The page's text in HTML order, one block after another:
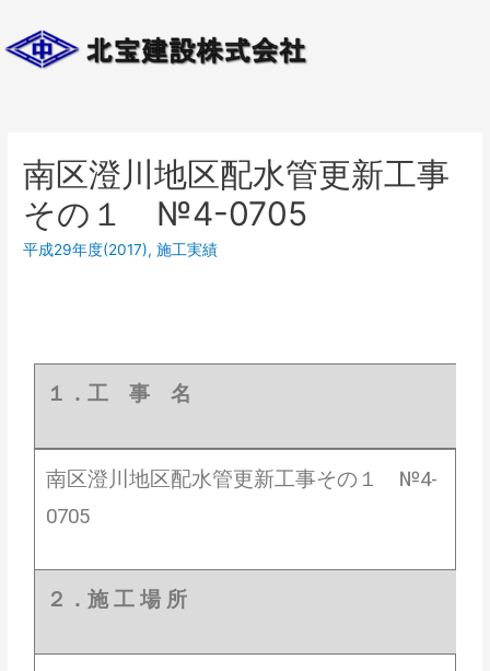
南区澄川地区配水管更新工事
その１ №4-0705
平成29年度(2017),施工実績
１．工 事 名
南区澄川地区配水管更新工事その１ №4-
0705
２．施 工 場 所